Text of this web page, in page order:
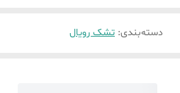
دسته‌بندی: تشک رویال